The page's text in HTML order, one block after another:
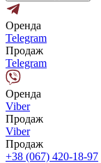
Оренда
Telegram
Продаж
Telegram
Оренда
Viber
Продаж
Viber
Продаж
+38 (067) 420-18-97